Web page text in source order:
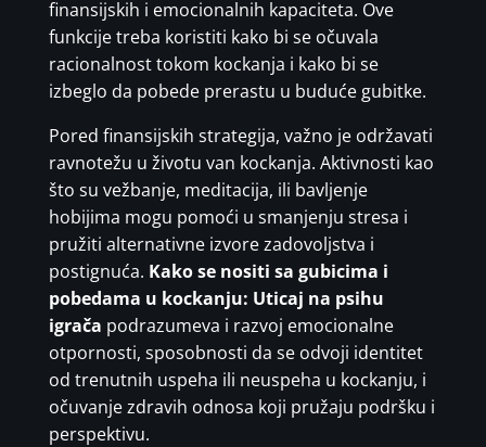
finansijskih i emocionalnih kapaciteta. Ove
funkcije treba koristiti kako bi se očuvala
racionalnost tokom kockanja i kako bi se
izbeglo da pobede prerastu u buduće gubitke.
Pored finansijskih strategija, važno je održavati
ravnotežu u životu van kockanja. Aktivnosti kao
što su vežbanje, meditacija, ili bavljenje
hobijima mogu pomoći u smanjenju stresa i
pružiti alternativne izvore zadovoljstva i
postignuća. Kako se nositi sa gubicima i
pobedama u kockanju: Uticaj na psihu
igrača podrazumeva i razvoj emocionalne
otpornosti, sposobnosti da se odvoji identitet
od trenutnih uspeha ili neuspeha u kockanju, i
očuvanje zdravih odnosa koji pružaju podršku i
perspektivu.